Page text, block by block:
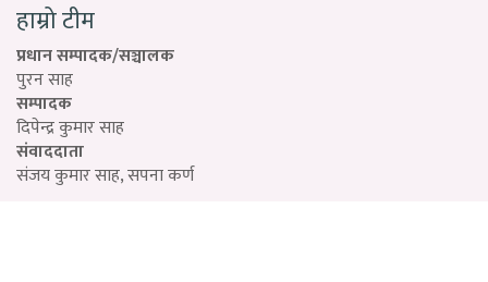
हाम्रो टीम
प्रधान सम्पादक/सञ्चालक
पुरन साह
सम्पादक
दिपेन्द्र कुमार साह
संवाददाता
संजय कुमार साह, सपना कर्ण